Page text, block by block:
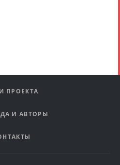
ПРОЕКТА
И АВТОРЫ